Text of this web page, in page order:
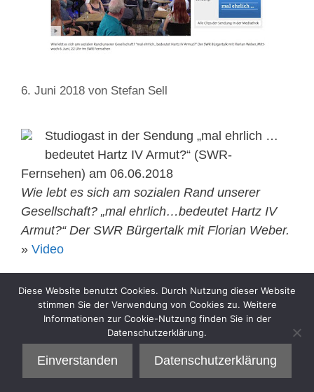
6. Juni 2018 von Stefan Sell
Studiogast in der Sendung „mal ehrlich …
bedeutet Hartz IV Armut?“ (SWR-
Fernsehen) am 06.06.2018
Wie lebt es sich am sozialen Rand unserer
Gesellschaft? „mal ehrlich…bedeutet Hartz IV
Armut?“ Der SWR Bürgertalk mit Florian Weber.
» Video
Kategorien
Interview
Diese Website benutzt Cookies. Durch Nutzung dieser Website
stimmen Sie der Verwendung von Cookies zu. Weitere
Informationen zur Cookie-Nutzung finden Sie in der
Datenschutzerklärung.
Einverstanden Datenschutzerklärung